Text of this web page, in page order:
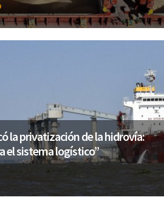
la privatización de la hidrovía:
el sistema logístico”